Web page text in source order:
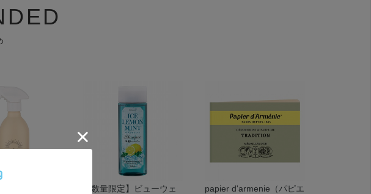
【数量限定】ビューウェ
papier d'armenie（パピエ